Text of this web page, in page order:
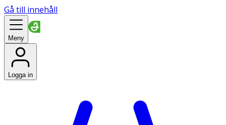
Gå till innehåll
Meny
Logga in